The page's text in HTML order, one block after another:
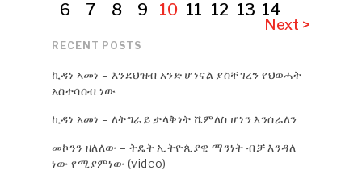
6 7 8 9 10 11 12 13 14
Next >
RECENT POSTS
ኪዳነ ኣመነ – እንደህዝብ አንድ ሆነናል ያስቸገረን የህወሓት
አስተሳሰብ ነው
ኪዳነ አመነ – ለትግራይ ታላቅነት ሼምለስ ሆነን እንሰራለን
መኮንን ዘለለው – ትዴት ኢትዮጲያዊ ማንነት ብቻ እንዳለ
ነው የሚያምነው (video)